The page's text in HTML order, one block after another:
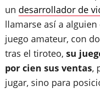
un desarrollador de
llamarse así a
juego amateur, con
tras el tiroteo, su
por cien sus ventas,
jugar, sino para